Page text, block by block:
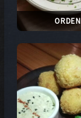
ORDEN